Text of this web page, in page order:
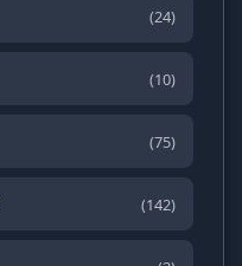
(24)
(10)
(75)
(142)